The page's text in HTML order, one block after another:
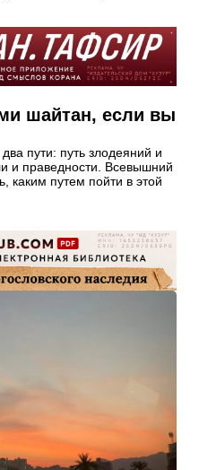
шайтан, если вы
пути: путь злодеяний и
и праведности. Всевышний
каким путем пойти в этой